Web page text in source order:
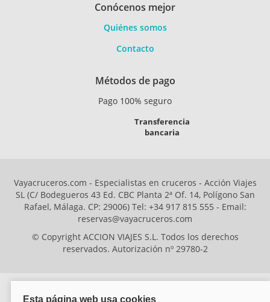
Conócenos mejor
Quiénes somos
Contacto
Métodos de pago
Pago 100% seguro
Transferencia
bancaria
Vayacruceros.com - Especialistas en cruceros - Acción Viajes
SL (C/ Bodegueros 43 Ed. CBC Planta 2ª Of. 14, Polígono San
Rafael, Málaga. CP: 29006) Tel: +34 917 815 555 - Email:
reservas@vayacruceros.com
© Copyright ACCION VIAJES S.L. Todos los derechos
reservados. Autorización nº 29780-2